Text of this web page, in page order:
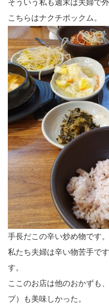
そういう私も週末は夫婦で外
こちらはナクチポックム。
手長だこの辛い炒め物です。
私たち夫婦は辛い物苦手で
す。
ここのお店は他のおかずも
プ）も美味しかった。